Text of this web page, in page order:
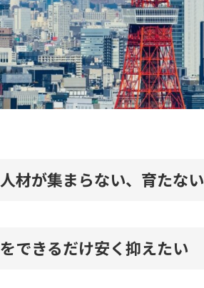
材が集まらない、育たない
できるだけ安く抑えたい